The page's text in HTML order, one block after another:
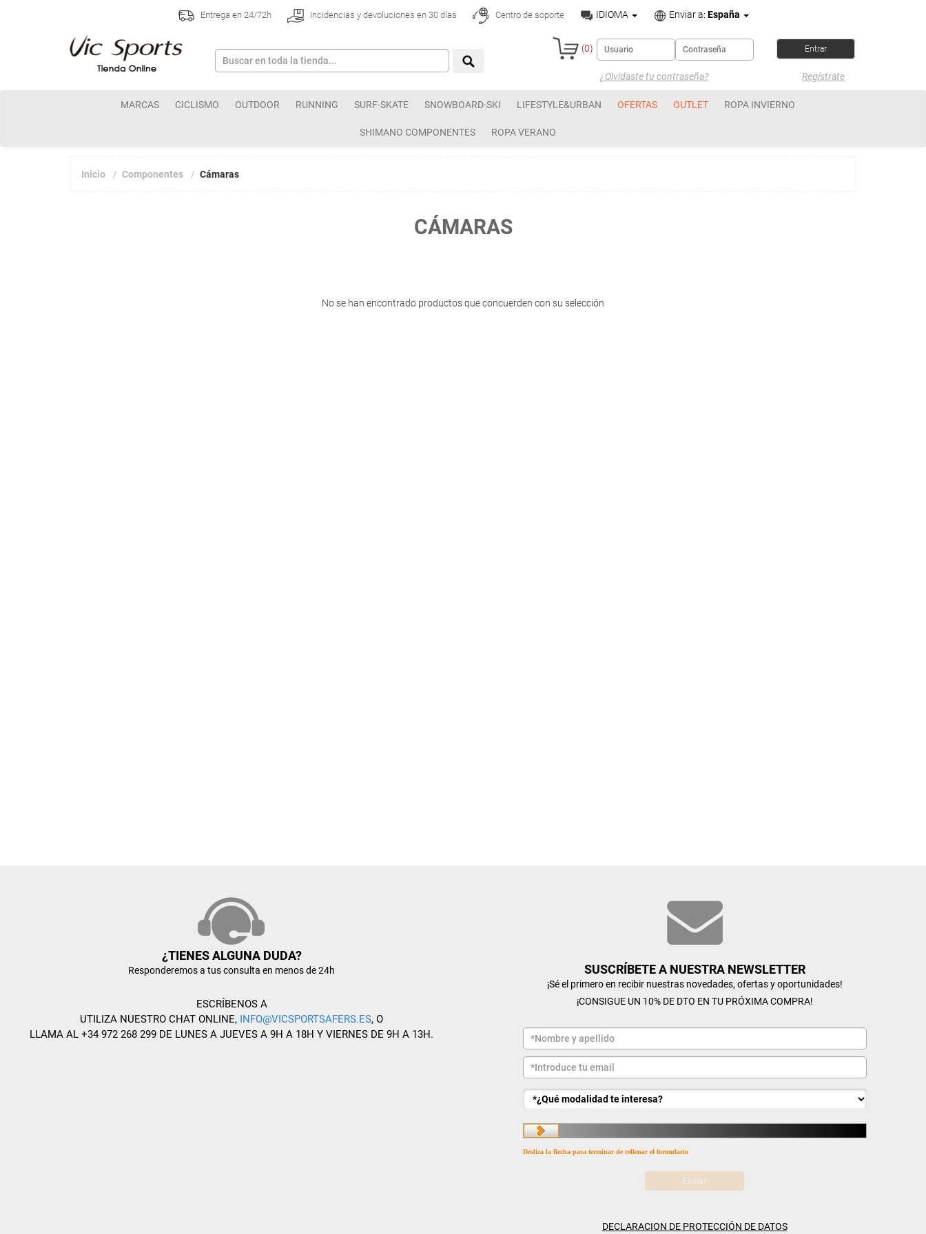
Entrega en 24/72h Incidencias y devoluciones en 30 días Centro de soporte IDIOMA Enviar a: España
(0)
¿Olvidaste tu contraseña? Regístrate
MARCAS CICLISMO OUTDOOR RUNNING SURF-SKATE SNOWBOARD-SKI LIFESTYLE&URBAN OFERTAS OUTLET ROPA INVIERNO
SHIMANO COMPONENTES ROPA VERANO
Inicio Componentes Cámaras
CÁMARAS
No se han encontrado productos que concuerden con su selección
¿TIENES ALGUNA DUDA?
Responderemos a tus consulta en menos de 24h
ESCRÍBENOS A
UTILIZA NUESTRO CHAT ONLINE, INFO@VICSPORTSAFERS.ES, O
LLAMA AL +34 972 268 299 DE LUNES A JUEVES A 9H A 18H Y VIERNES DE 9H A 13H.
SUSCRÍBETE A NUESTRA NEWSLETTER
¡Sé el primero en recibir nuestras novedades, ofertas y oportunidades!
¡CONSIGUE UN 10% DE DTO EN TU PRÓXIMA COMPRA!
Desliza la flecha para terminar de rellenar el formulario
DECLARACION DE PROTECCIÓN DE DATOS